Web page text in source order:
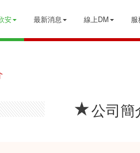
安 最新消息 線上DM 服
公司簡